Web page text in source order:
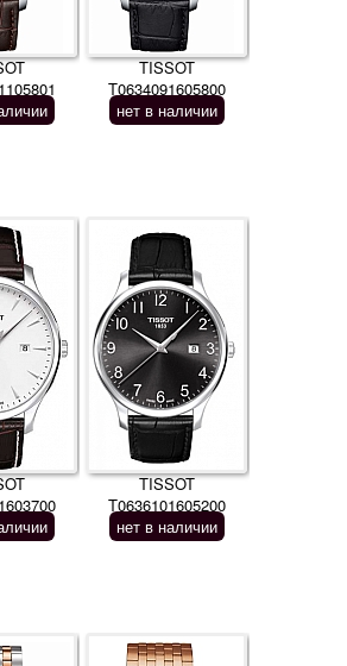
TISSOT
T0634091605800
нет в наличии
TISSOT
T0636101605200
нет в наличии